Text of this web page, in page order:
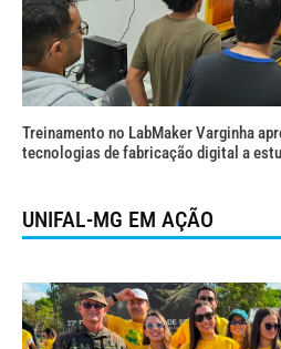
Treinamento no LabMaker Varginha
tecnologias de fabricação digital a
UNIFAL-MG EM AÇÃO